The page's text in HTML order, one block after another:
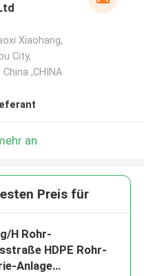
Xiaohang,
City,
,CHINA
an
Preis für
H Rohr-
HDPE Rohr-
Anlage